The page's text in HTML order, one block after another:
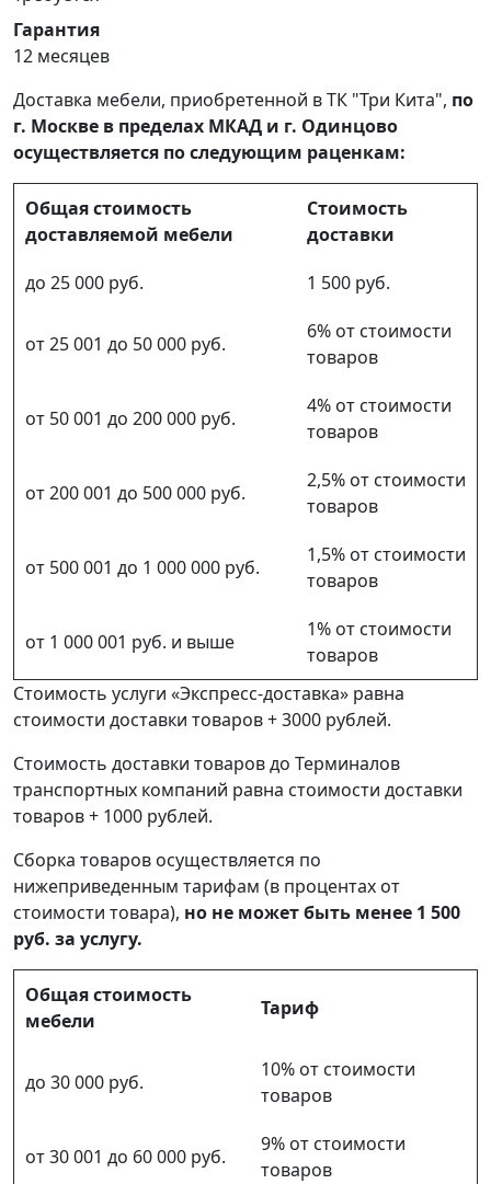
Гарантия
12 месяцев
Доставка мебели, приобретенной в ТК "Три Кита", по
г. Москве в пределах МКАД и г. Одинцово
осуществляется по следующим раценкам:
Общая стоимость
доставляемой мебели
Стоимость
доставки
до 25 000 руб.
1 500 руб.
от 25 001 до 50 000 руб.
6% от стоимости
товаров
от 50 001 до 200 000 руб.
4% от стоимости
товаров
от 200 001 до 500 000 руб.
2,5% от стоимости
товаров
от 500 001 до 1 000 000 руб.
1,5% от стоимости
товаров
от 1 000 001 руб. и выше
1% от стоимости
товаров
Стоимость услуги «Экспресс-доставка» равна
стоимости доставки товаров + 3000 рублей.
Стоимость доставки товаров до Терминалов
транспортных компаний равна стоимости доставки
товаров + 1000 рублей.
Сборка товаров осуществляется по
нижеприведенным тарифам (в процентах от
стоимости товара), но не может быть менее 1 500
руб. за услугу.
Общая стоимость
мебели
Тариф
до 30 000 руб.
10% от стоимости
товаров
от 30 001 до 60 000 руб.
9% от стоимости
товаров